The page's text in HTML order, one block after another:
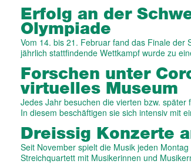
Erfolg an der
Olympiade
Vom 14. bis 21. Februar fand das Finale der
jährlich stattfindende Wettkampf wurde zu
Forschen unter
virtuelles Museum
Jedes Jahr besuchen die vierten bzw.
In diesem beschäftigen sie sich intensiv mit
Dreissig Konzerte
Seit November spielt die Musik jeden
Streichquartett mit Musikerinnen und